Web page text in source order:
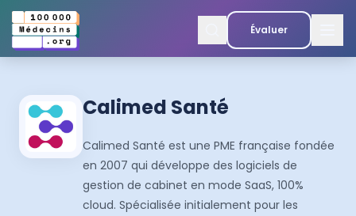
Évaluer
Calimed Santé
Calimed Santé est une PME française fondée
en 2007 qui développe des logiciels de
gestion de cabinet en mode SaaS, 100%
cloud. Spécialisée initialement pour les